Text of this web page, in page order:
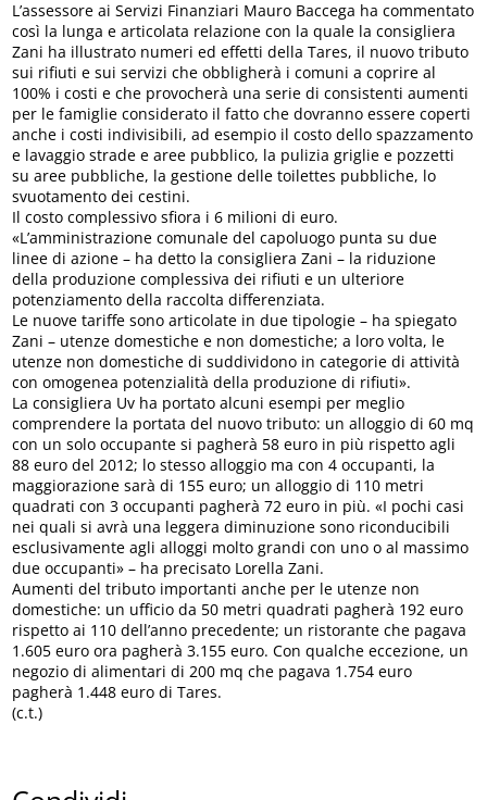
L’assessore ai Servizi Finanziari Mauro Baccega ha commentato
così la lunga e articolata relazione con la quale la consigliera
Zani ha illustrato numeri ed effetti della Tares, il nuovo tributo
sui rifiuti e sui servizi che obbligherà i comuni a coprire al
100% i costi e che provocherà una serie di consistenti aumenti
per le famiglie considerato il fatto che dovranno essere coperti
anche i costi indivisibili, ad esempio il costo dello spazzamento
e lavaggio strade e aree pubblico, la pulizia griglie e pozzetti
su aree pubbliche, la gestione delle toilettes pubbliche, lo
svuotamento dei cestini.
Il costo complessivo sfiora i 6 milioni di euro.
«L’amministrazione comunale del capoluogo punta su due
linee di azione – ha detto la consigliera Zani – la riduzione
della produzione complessiva dei rifiuti e un ulteriore
potenziamento della raccolta differenziata.
Le nuove tariffe sono articolate in due tipologie – ha spiegato
Zani – utenze domestiche e non domestiche; a loro volta, le
utenze non domestiche di suddividono in categorie di attività
con omogenea potenzialità della produzione di rifiuti».
La consigliera Uv ha portato alcuni esempi per meglio
comprendere la portata del nuovo tributo: un alloggio di 60 mq
con un solo occupante si pagherà 58 euro in più rispetto agli
88 euro del 2012; lo stesso alloggio ma con 4 occupanti, la
maggiorazione sarà di 155 euro; un alloggio di 110 metri
quadrati con 3 occupanti pagherà 72 euro in più. «I pochi casi
nei quali si avrà una leggera diminuzione sono riconducibili
esclusivamente agli alloggi molto grandi con uno o al massimo
due occupanti» – ha precisato Lorella Zani.
Aumenti del tributo importanti anche per le utenze non
domestiche: un ufficio da 50 metri quadrati pagherà 192 euro
rispetto ai 110 dell’anno precedente; un ristorante che pagava
1.605 euro ora pagherà 3.155 euro. Con qualche eccezione, un
negozio di alimentari di 200 mq che pagava 1.754 euro
pagherà 1.448 euro di Tares.
(c.t.)